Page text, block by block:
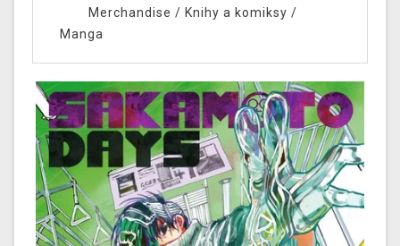
Merchandise / Knihy a komiksy /
Manga